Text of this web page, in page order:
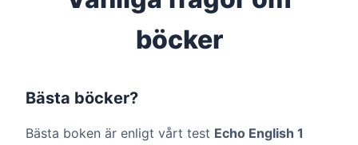
böcker
Bästa böcker?
Bästa boken är enligt vårt test Echo English 1